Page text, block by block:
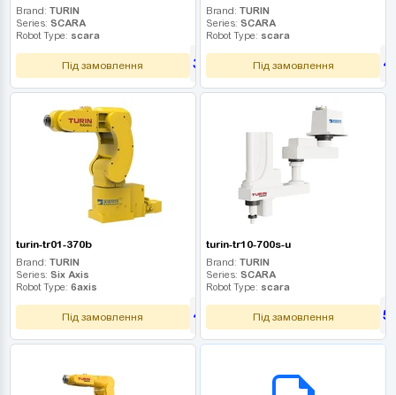
Brand: TURIN
Series: SCARA
Robot Type: scara
Під замовлення 360 000 UAH
Brand: TURIN
Series: SCARA
Robot Type: scara
Під замовлення
turin-tr01-370b
Brand: TURIN
Series: Six Axis
Robot Type: 6axis
Під замовлення 450 000 UAH
turin-tr10-700s-u
Brand: TURIN
Series: SCARA
Robot Type: scara
Під замовлення